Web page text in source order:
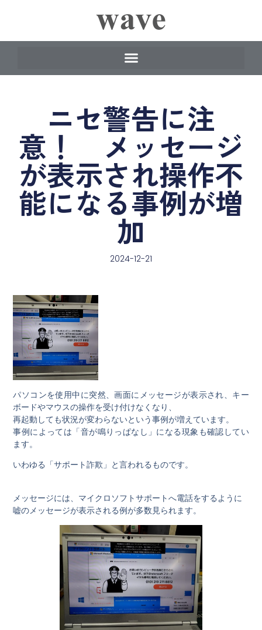
ニセ警告に注
意！ メッセージ
が表示され操作不
能になる事例が増
加
2024-12-21
パソコンを使用中に突然、画面にメッセージが表示され、キー
ボードやマウスの操作を受け付けなくなり、
再起動しても状況が変わらないという事例が増えています。
事例によっては「音が鳴りっぱなし」になる現象も確認してい
ます。
いわゆる「サポート詐欺」と言われるものです。
メッセージには、マイクロソフトサポートへ電話をするように
嘘のメッセージが表示される例が多数見られます。